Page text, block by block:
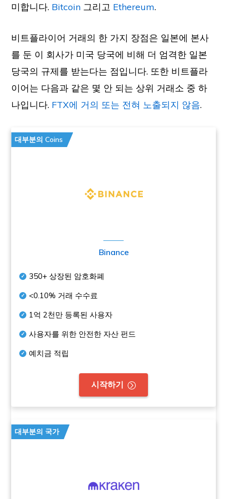
미합니다. Bitcoin 그리고 Ethereum.
비트플라이어 거래의 한 가지 장점은 일본에 본사
를 둔 이 회사가 미국 당국에 비해 더 엄격한 일본
당국의 규제를 받는다는 점입니다. 또한 비트플라
이어는 다음과 같은 몇 안 되는 상위 거래소 중 하
나입니다. FTX에 거의 또는 전혀 노출되지 않음.
대부분의 Coins
Binance
350+ 상장된 암호화폐
<0.10% 거래 수수료
1억 2천만 등록된 사용자
사용자를 위한 안전한 자산 펀드
예치금 적립
시작하기
대부분의 국가